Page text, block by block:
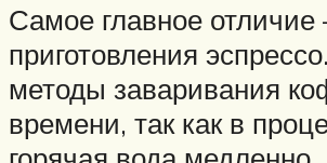
Самое главное отличие
приготовления
методы заваривания
времени, так как в